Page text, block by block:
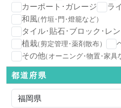
カーポート･ガレージ
ラ
和風（竹垣･門･燈籠など）
タイル･貼石･ブロック･レ
植栽（剪定管理･薬剤散布）
その他（オーニング･物置･家具
都道府県